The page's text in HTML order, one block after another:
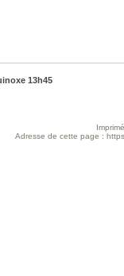
13h45
Adresse de cette page :